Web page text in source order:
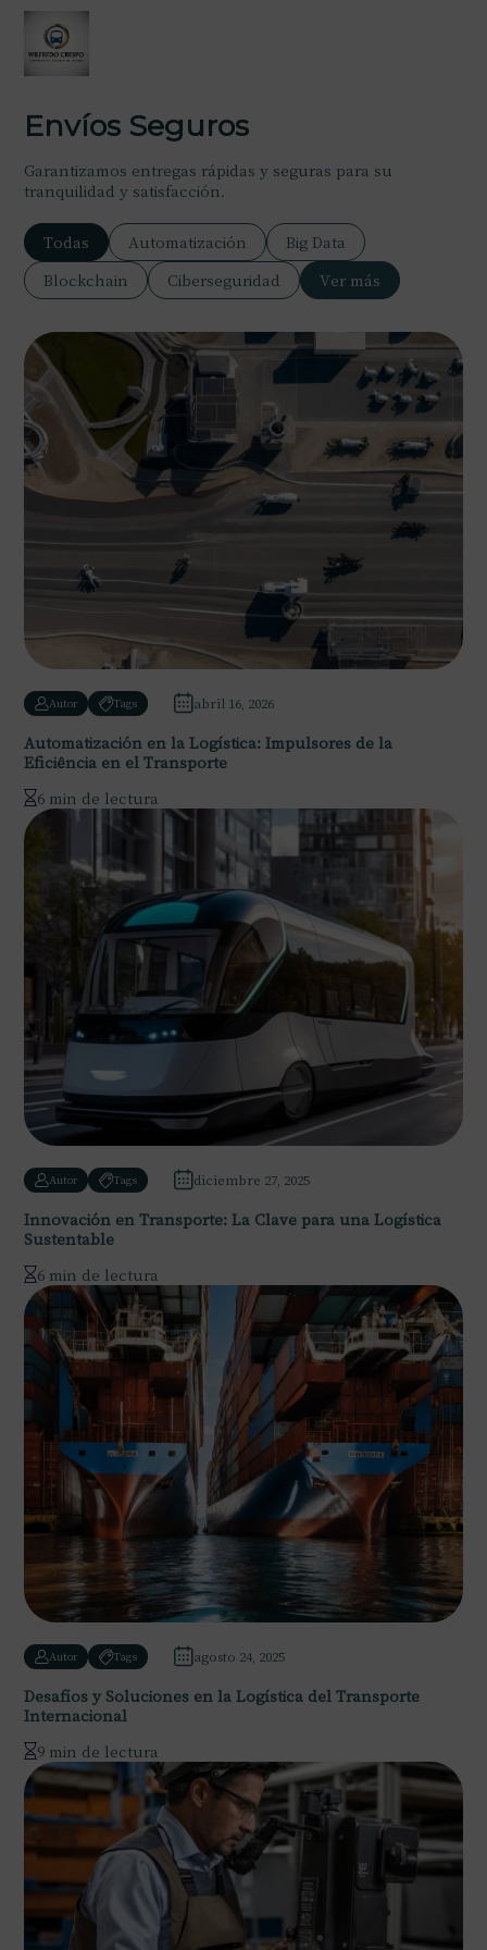
Envíos Seguros
Garantizamos entregas rápidas y seguras para su
tranquilidad y satisfacción.
Todas Automatización
Big Data
Blockchain
Ciberseguridad Ver más
Autor Tags abril 16, 2026
Automatización en la Logística: Impulsores de la
Eficiência en el Transporte
6 min de lectura
Autor Tags diciembre 27, 2025
Innovación en Transporte: La Clave para una Logística
Sustentable
6 min de lectura
Autor Tags agosto 24, 2025
Desafíos y Soluciones en la Logística del Transporte
Internacional
9 min de lectura